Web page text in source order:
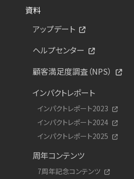
資料
アップデート
ヘルプセンター
顧客満足度調査（NPS）
インパクトレポート
インパクトレポート2023
インパクトレポート2024
インパクトレポート2025
周年コンテンツ
7周年記念コンテンツ